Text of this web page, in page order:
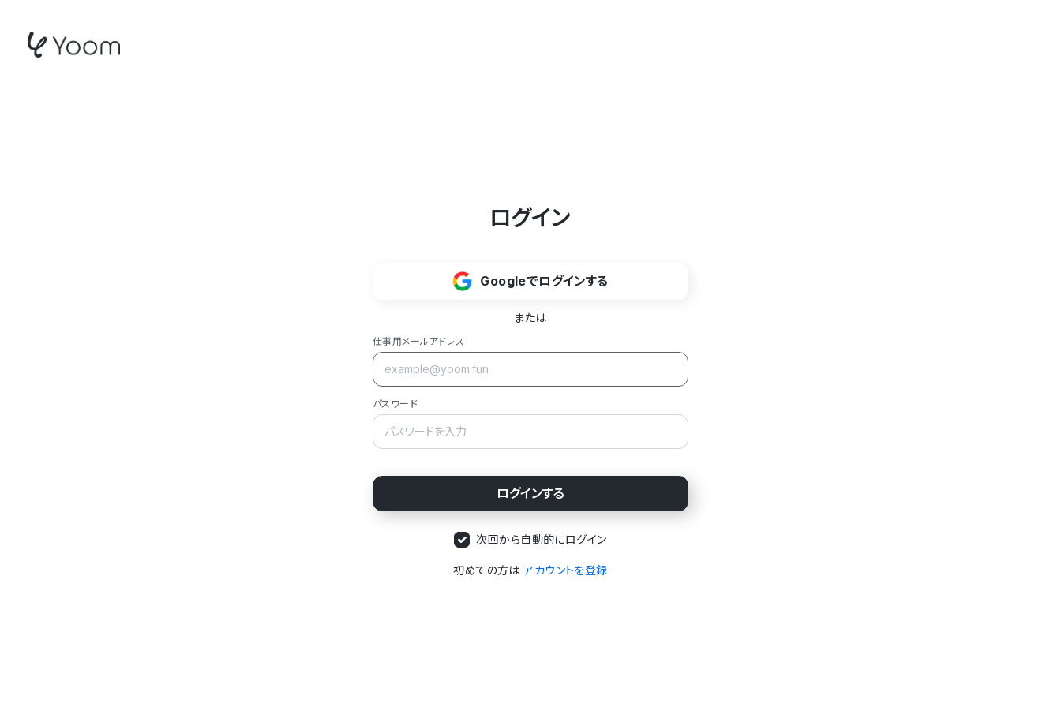
ログイン
Googleでログインする
または
仕事用メールアドレス
パスワード
次回から自動的にログイン
初めての方はアカウントを登録